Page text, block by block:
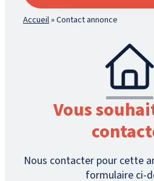
Accueil»Contact annonce
Vous
Nous contacter pour cette
formulaire ci-